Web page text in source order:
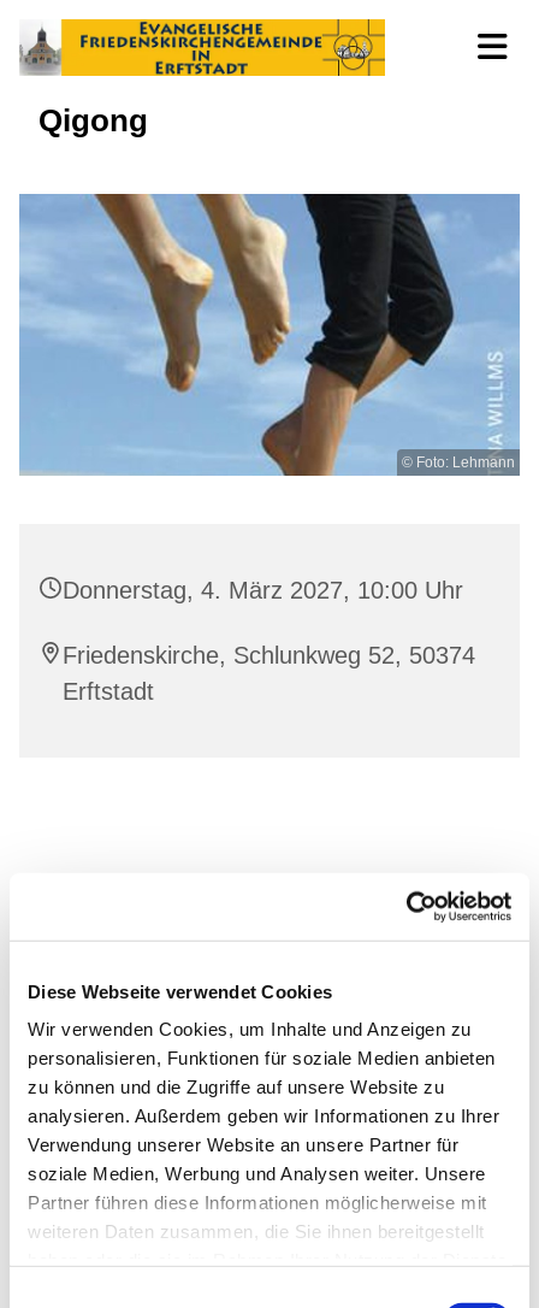
Diese Webseite verwendet Cookies
Wir verwenden Cookies, um Inhalte und Anzeigen zu
personalisieren, Funktionen für soziale Medien anbieten
zu können und die Zugriffe auf unsere Website zu
analysieren. Außerdem geben wir Informationen zu Ihrer
Verwendung unserer Website an unsere Partner für
soziale Medien, Werbung und Analysen weiter. Unsere
Partner führen diese Informationen möglicherweise mit
weiteren Daten zusammen, die Sie ihnen bereitgestellt
Qigong
© Foto: Lehmann
Donnerstag, 4. März 2027, 10:00 Uhr
Friedenskirche, Schlunkweg 52, 50374
Erftstadt